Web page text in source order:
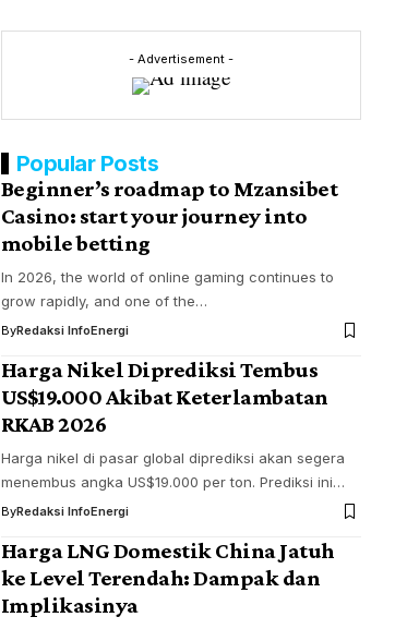
- Advertisement -
Popular Posts
Beginner’s roadmap to Mzansibet
Casino: start your journey into
mobile betting
In 2026, the world of online gaming continues to
grow rapidly, and one of the…
ByRedaksi InfoEnergi
Harga Nikel Diprediksi Tembus
US$19.000 Akibat Keterlambatan
RKAB 2026
Harga nikel di pasar global diprediksi akan segera
menembus angka US$19.000 per ton. Prediksi ini…
ByRedaksi InfoEnergi
Harga LNG Domestik China Jatuh
ke Level Terendah: Dampak dan
Implikasinya